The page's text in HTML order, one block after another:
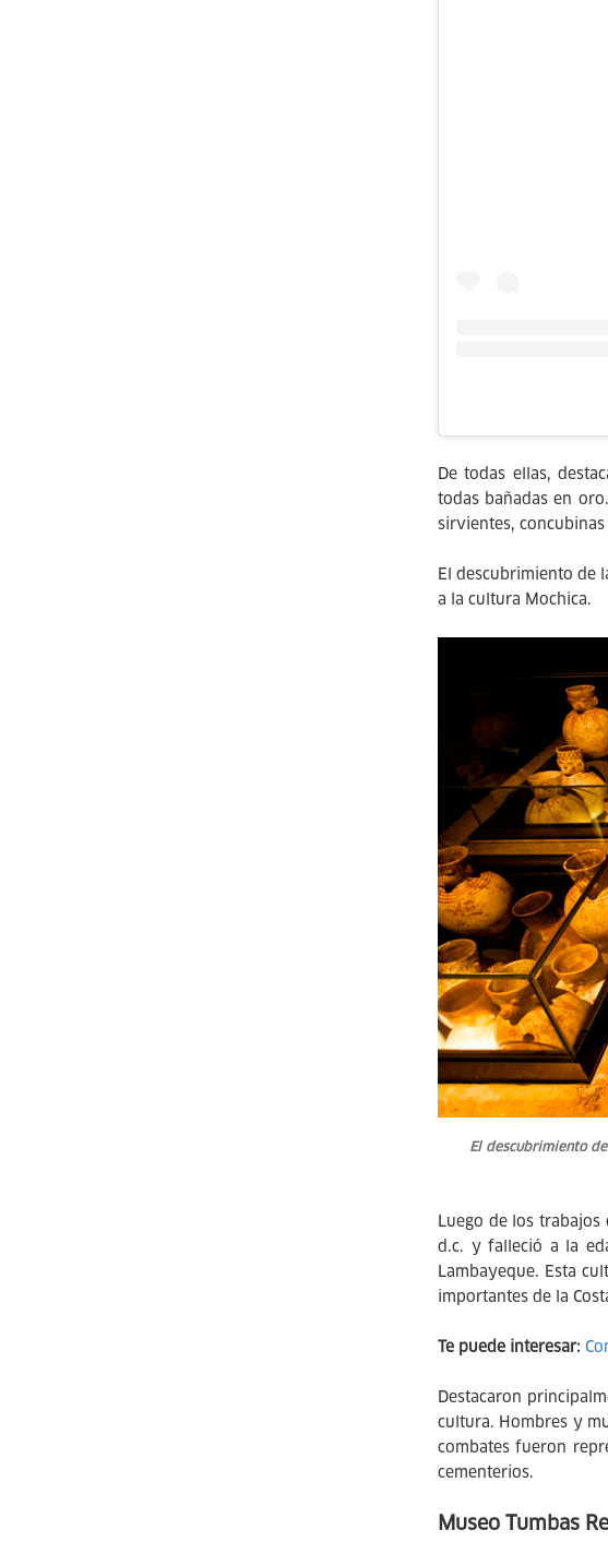
De todas ellas,
todas bañadas en
sirvientes,
El descubrimiento de
a la cultura Mochica.
El descubrimiento
Luego de los
d.c. y falleció a la
Lambayeque. Esta
importantes de la
Te puede interesar:
Destacaron
cultura. Hombres y
combates fueron
cementerios.
Museo Tumbas